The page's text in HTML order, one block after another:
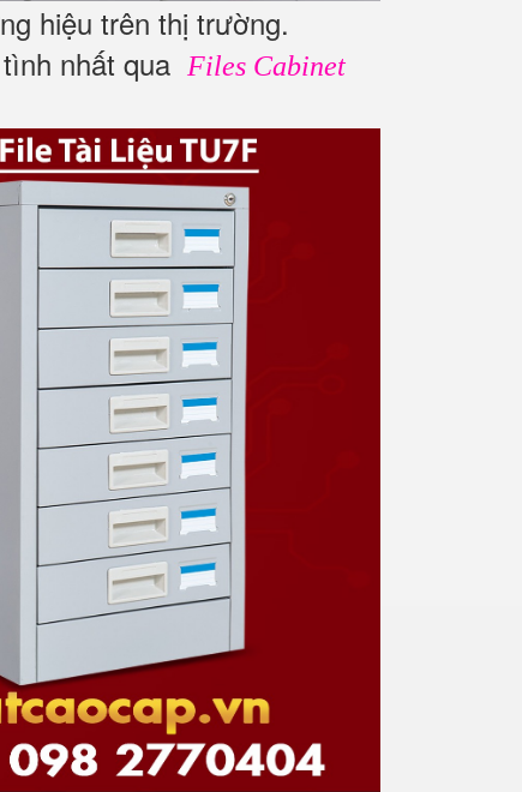
hiệu trên thị trường.
nhất qua
Files Cabinet